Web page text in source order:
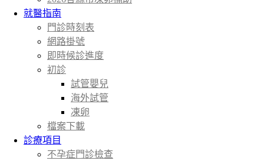
就醫指南
門診時刻表
網路掛號
即時候診進度
初診
試管嬰兒
海外試管
凍卵
檔案下載
診療項目
不孕症門診檢查